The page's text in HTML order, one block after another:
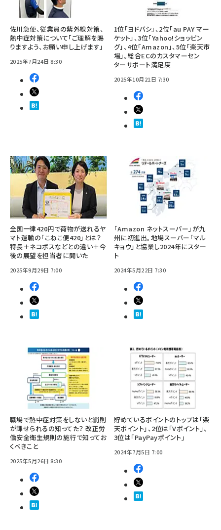
佐川急便、従業員の紫外線対策、
熱中症対策について「ご理解を賜
りますよう、お願い申し上げます」
2025年7月24日 8:30
1位「ヨドバシ」、2位「au PAY マー
ケット」、3位「Yahoo!ショッピン
グ」、4位「Amazon」、5位「楽天市
場」。総合ECのカスタマーセン
ターサポート満足度
2025年10月21日 7:30
全国一律420円で荷物が送れるヤ
マト運輸の「こねこ便420」とは？
特長＋ネコポスなどとの違い＋今
後の展望を担当者に聞いた
2025年9月29日 7:00
「Amazon ネットスーパー」が九
州に初進出。地場スーパー「マル
キョウ」と協業し2024年にスター
ト
2024年5月22日 7:30
職場で熱中症対策をしないと罰則
が課せられるの知ってた？ 改正労
働安全衛生規則の施行で知ってお
くべきこと
2025年5月26日 8:30
貯めているポイントのトップは「楽
天ポイント」、2位は「Vポイント」、
3位は「PayPayポイント」
2024年7月5日 7:00